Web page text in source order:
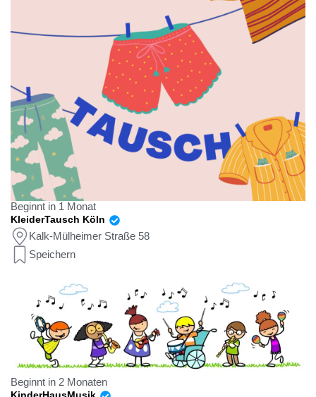
Beginnt in 1 Monat
KleiderTausch Köln
Kalk-Mülheimer Straße 58
Speichern
Beginnt in 2 Monaten
KinderHausMusik